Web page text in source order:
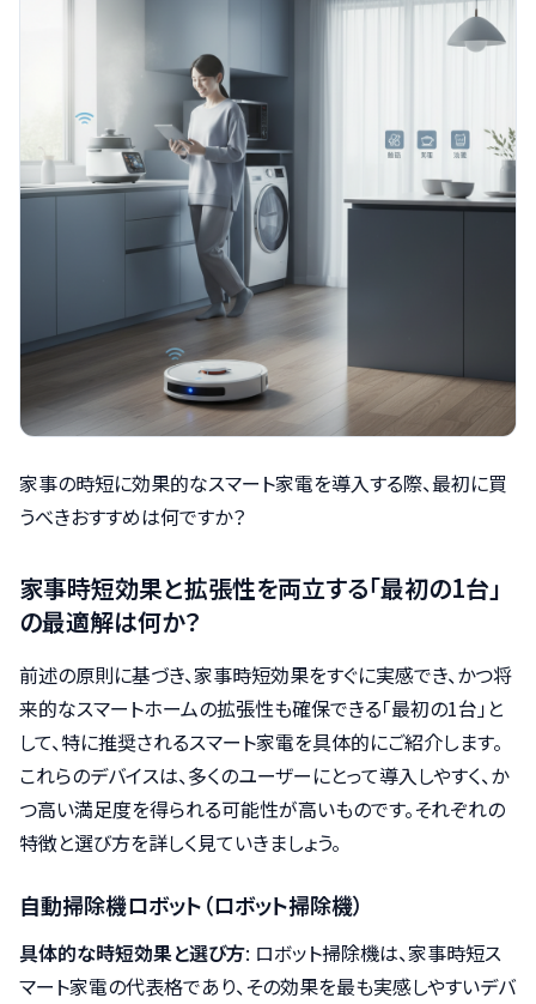
家事の時短に効果的なスマート家電を導入する際、最初に買
うべきおすすめは何ですか？
家事時短効果と拡張性を両立する「最初の1台」
の最適解は何か？
前述の原則に基づき、家事時短効果をすぐに実感でき、かつ将
来的なスマートホームの拡張性も確保できる「最初の1台」と
して、特に推奨されるスマート家電を具体的にご紹介します。
これらのデバイスは、多くのユーザーにとって導入しやすく、か
つ高い満足度を得られる可能性が高いものです。それぞれの
特徴と選び方を詳しく見ていきましょう。
自動掃除機ロボット（ロボット掃除機）
具体的な時短効果と選び方: ロボット掃除機は、家事時短ス
マート家電の代表格であり、その効果を最も実感しやすいデバ